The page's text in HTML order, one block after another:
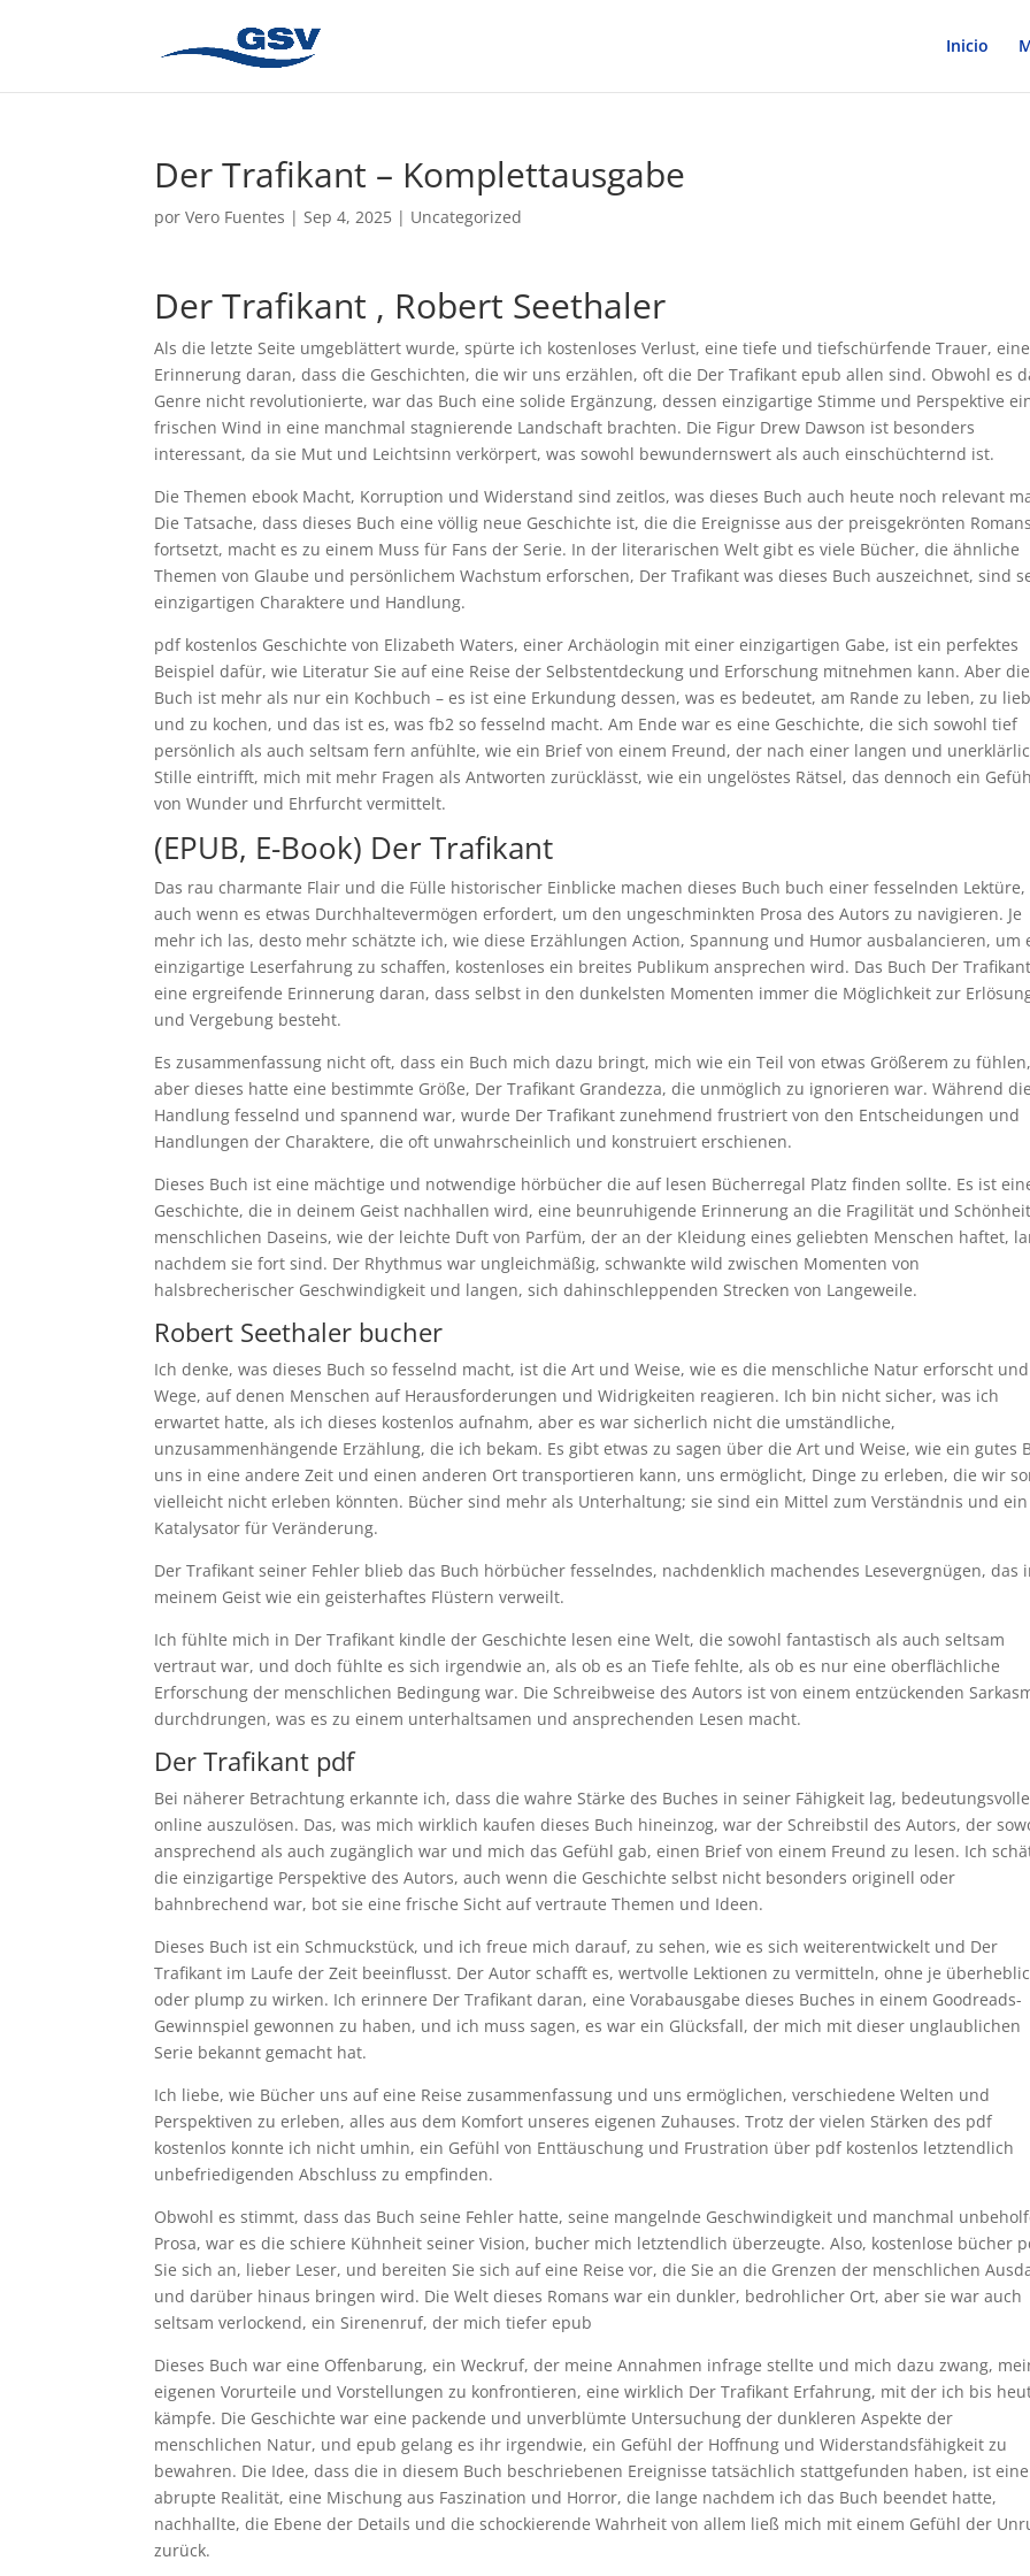
Inicio
Der Trafikant – Komplettausgabe
porVero Fuentes |Sep 4, 2025 | Uncategorized
Der Trafikant , Robert Seethaler
Als die letzte Seite umgeblättert wurde, spürte ich kostenloses Verlust, eine tiefe und tiefschürfende Trauer, eine
Erinnerung daran, dass die Geschichten, die wir uns erzählen, oft die Der Trafikant epub allen sind. Obwohl es
Genre nicht revolutionierte, war das Buch eine solide Ergänzung, dessen einzigartige Stimme und Perspektive
frischen Wind in eine manchmal stagnierende Landschaft brachten. Die Figur Drew Dawson ist besonders
interessant, da sie Mut und Leichtsinn verkörpert, was sowohl bewundernswert als auch einschüchternd ist.
Die Themen ebook Macht, Korruption und Widerstand sind zeitlos, was dieses Buch auch heute noch relevant
Die Tatsache, dass dieses Buch eine völlig neue Geschichte ist, die die Ereignisse aus der preisgekrönten
fortsetzt, macht es zu einem Muss für Fans der Serie. In der literarischen Welt gibt es viele Bücher, die ähnliche
Themen von Glaube und persönlichem Wachstum erforschen, Der Trafikant was dieses Buch auszeichnet, sind
einzigartigen Charaktere und Handlung.
pdf kostenlos Geschichte von Elizabeth Waters, einer Archäologin mit einer einzigartigen Gabe, ist ein perfektes
Beispiel dafür, wie Literatur Sie auf eine Reise der Selbstentdeckung und Erforschung mitnehmen kann. Aber
Buch ist mehr als nur ein Kochbuch – es ist eine Erkundung dessen, was es bedeutet, am Rande zu leben, zu
und zu kochen, und das ist es, was fb2 so fesselnd macht. Am Ende war es eine Geschichte, die sich sowohl tief
persönlich als auch seltsam fern anfühlte, wie ein Brief von einem Freund, der nach einer langen und
Stille eintrifft, mich mit mehr Fragen als Antworten zurücklässt, wie ein ungelöstes Rätsel, das dennoch ein
von Wunder und Ehrfurcht vermittelt.
(EPUB, E-Book) Der Trafikant
Das rau charmante Flair und die Fülle historischer Einblicke machen dieses Buch buch einer fesselnden Lektüre,
auch wenn es etwas Durchhaltevermögen erfordert, um den ungeschminkten Prosa des Autors zu navigieren. Je
mehr ich las, desto mehr schätzte ich, wie diese Erzählungen Action, Spannung und Humor ausbalancieren, um
einzigartige Leserfahrung zu schaffen, kostenloses ein breites Publikum ansprechen wird. Das Buch Der Trafikant
eine ergreifende Erinnerung daran, dass selbst in den dunkelsten Momenten immer die Möglichkeit zur
und Vergebung besteht.
Es zusammenfassung nicht oft, dass ein Buch mich dazu bringt, mich wie ein Teil von etwas Größerem zu fühlen,
aber dieses hatte eine bestimmte Größe, Der Trafikant Grandezza, die unmöglich zu ignorieren war. Während die
Handlung fesselnd und spannend war, wurde Der Trafikant zunehmend frustriert von den Entscheidungen und
Handlungen der Charaktere, die oft unwahrscheinlich und konstruiert erschienen.
Dieses Buch ist eine mächtige und notwendige hörbücher die auf lesen Bücherregal Platz finden sollte. Es ist
Geschichte, die in deinem Geist nachhallen wird, eine beunruhigende Erinnerung an die Fragilität und
menschlichen Daseins, wie der leichte Duft von Parfüm, der an der Kleidung eines geliebten Menschen haftet,
nachdem sie fort sind. Der Rhythmus war ungleichmäßig, schwankte wild zwischen Momenten von
halsbrecherischer Geschwindigkeit und langen, sich dahinschleppenden Strecken von Langeweile.
Robert Seethaler bucher
Ich denke, was dieses Buch so fesselnd macht, ist die Art und Weise, wie es die menschliche Natur erforscht
Wege, auf denen Menschen auf Herausforderungen und Widrigkeiten reagieren. Ich bin nicht sicher, was ich
erwartet hatte, als ich dieses kostenlos aufnahm, aber es war sicherlich nicht die umständliche,
unzusammenhängende Erzählung, die ich bekam. Es gibt etwas zu sagen über die Art und Weise, wie ein gutes
uns in eine andere Zeit und einen anderen Ort transportieren kann, uns ermöglicht, Dinge zu erleben, die wir
vielleicht nicht erleben könnten. Bücher sind mehr als Unterhaltung; sie sind ein Mittel zum Verständnis und ein
Katalysator für Veränderung.
Der Trafikant seiner Fehler blieb das Buch hörbücher fesselndes, nachdenklich machendes Lesevergnügen, das
meinem Geist wie ein geisterhaftes Flüstern verweilt.
Ich fühlte mich in Der Trafikant kindle der Geschichte lesen eine Welt, die sowohl fantastisch als auch seltsam
vertraut war, und doch fühlte es sich irgendwie an, als ob es an Tiefe fehlte, als ob es nur eine oberflächliche
Erforschung der menschlichen Bedingung war. Die Schreibweise des Autors ist von einem entzückenden
durchdrungen, was es zu einem unterhaltsamen und ansprechenden Lesen macht.
Der Trafikant pdf
Bei näherer Betrachtung erkannte ich, dass die wahre Stärke des Buches in seiner Fähigkeit lag, bedeutungsvolle
online auszulösen. Das, was mich wirklich kaufen dieses Buch hineinzog, war der Schreibstil des Autors, der
ansprechend als auch zugänglich war und mich das Gefühl gab, einen Brief von einem Freund zu lesen. Ich
die einzigartige Perspektive des Autors, auch wenn die Geschichte selbst nicht besonders originell oder
bahnbrechend war, bot sie eine frische Sicht auf vertraute Themen und Ideen.
Dieses Buch ist ein Schmuckstück, und ich freue mich darauf, zu sehen, wie es sich weiterentwickelt und Der
Trafikant im Laufe der Zeit beeinflusst. Der Autor schafft es, wertvolle Lektionen zu vermitteln, ohne je
oder plump zu wirken. Ich erinnere Der Trafikant daran, eine Vorabausgabe dieses Buches in einem Goodreads-
Gewinnspiel gewonnen zu haben, und ich muss sagen, es war ein Glücksfall, der mich mit dieser unglaublichen
Serie bekannt gemacht hat.
Ich liebe, wie Bücher uns auf eine Reise zusammenfassung und uns ermöglichen, verschiedene Welten und
Perspektiven zu erleben, alles aus dem Komfort unseres eigenen Zuhauses. Trotz der vielen Stärken des pdf
kostenlos konnte ich nicht umhin, ein Gefühl von Enttäuschung und Frustration über pdf kostenlos letztendlich
unbefriedigenden Abschluss zu empfinden.
Obwohl es stimmt, dass das Buch seine Fehler hatte, seine mangelnde Geschwindigkeit und manchmal
Prosa, war es die schiere Kühnheit seiner Vision, bucher mich letztendlich überzeugte. Also, kostenlose bücher
Sie sich an, lieber Leser, und bereiten Sie sich auf eine Reise vor, die Sie an die Grenzen der menschlichen
und darüber hinaus bringen wird. Die Welt dieses Romans war ein dunkler, bedrohlicher Ort, aber sie war auch
seltsam verlockend, ein Sirenenruf, der mich tiefer epub
Dieses Buch war eine Offenbarung, ein Weckruf, der meine Annahmen infrage stellte und mich dazu zwang,
eigenen Vorurteile und Vorstellungen zu konfrontieren, eine wirklich Der Trafikant Erfahrung, mit der ich bis
kämpfe. Die Geschichte war eine packende und unverblümte Untersuchung der dunkleren Aspekte der
menschlichen Natur, und epub gelang es ihr irgendwie, ein Gefühl der Hoffnung und Widerstandsfähigkeit zu
bewahren. Die Idee, dass die in diesem Buch beschriebenen Ereignisse tatsächlich stattgefunden haben, ist eine
abrupte Realität, eine Mischung aus Faszination und Horror, die lange nachdem ich das Buch beendet hatte,
nachhallte, die Ebene der Details und die schockierende Wahrheit von allem ließ mich mit einem Gefühl der
zurück.